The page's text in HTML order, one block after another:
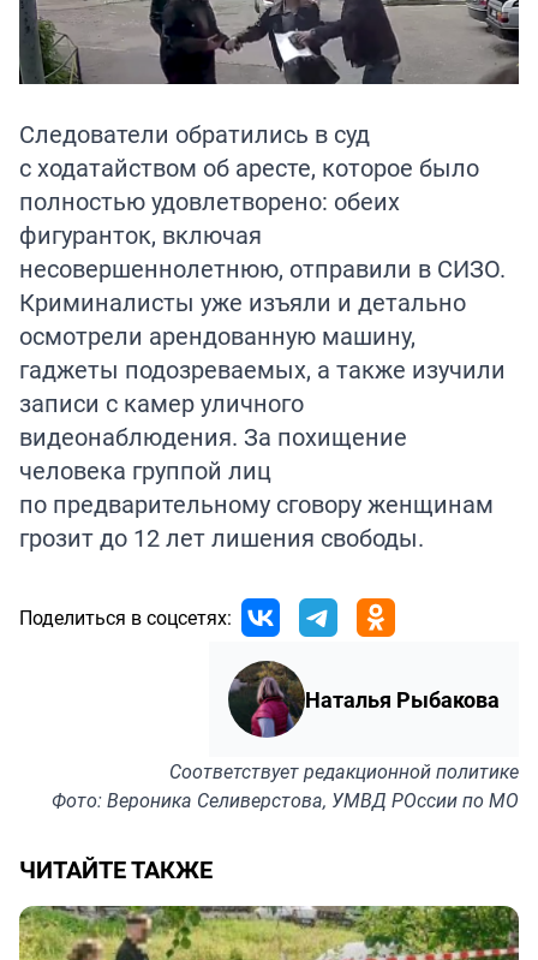
Следователи обратились в суд
с ходатайством об аресте, которое было
полностью удовлетворено: обеих
фигуранток, включая
несовершеннолетнюю, отправили в СИЗО.
Криминалисты уже изъяли и детально
осмотрели арендованную машину,
гаджеты подозреваемых, а также изучили
записи с камер уличного
видеонаблюдения. За похищение
человека группой лиц
по предварительному сговору женщинам
грозит до 12 лет лишения свободы.
Поделиться в соцсетях:
Наталья Рыбакова
Соответствуетредакционной политике
Фото: Вероника Селиверстова, УМВД РОссии по МО
ЧИТАЙТЕ ТАКЖЕ